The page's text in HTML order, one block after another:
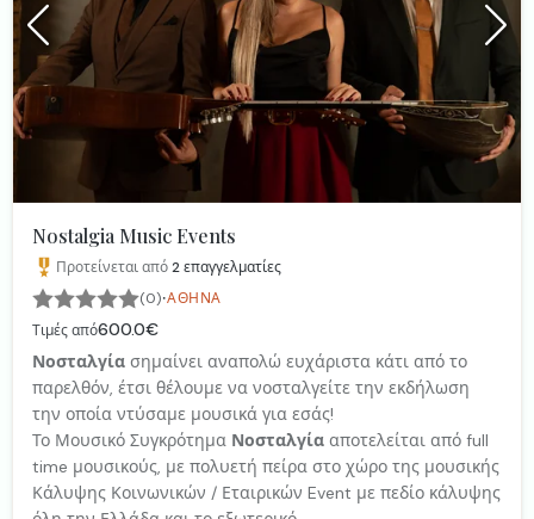
Nostalgia Music Events
Προτείνεται από2επαγγελματίες
(0)·ΑΘΉΝΑ
Τιμές από600.0€
Νοσταλγία σημαίνει αναπολώ ευχάριστα κάτι από το
παρελθόν, έτσι θέλουμε να νοσταλγείτε την εκδήλωση
την οποία ντύσαμε μουσικά για εσάς!
Το Μουσικό Συγκρότημα Νοσταλγία αποτελείται από full
time μουσικούς, με πολυετή πείρα στο χώρο της μουσικής
Κάλυψης Κοινωνικών / Εταιρικών Event με πεδίο κάλυψης